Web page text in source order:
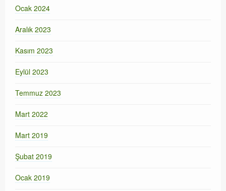
Ocak 2024
Aralık 2023
Kasım 2023
Eylül 2023
Temmuz 2023
Mart 2022
Mart 2019
Şubat 2019
Ocak 2019